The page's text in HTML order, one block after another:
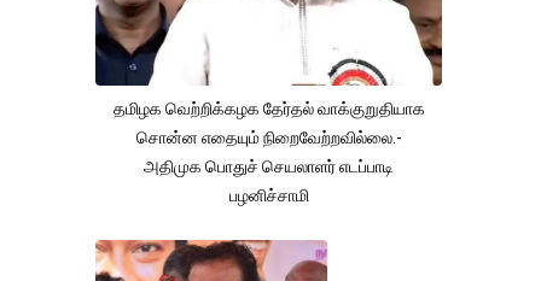
தமிழக வெற்றிக்கழக தேர்தல் வாக்குறுதியாக
சொன்ன எதையும் நிறைவேற்றவில்லை.-
அதிமுக பொதுச் செயலாளர் எடப்பாடி
பழனிச்சாமி